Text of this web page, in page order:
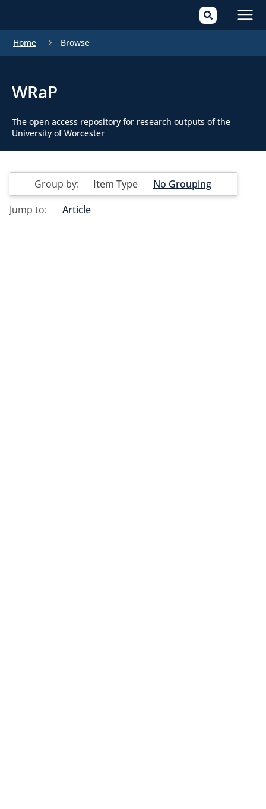
Home Browse
WRaP
The open access repository for research outputs of the
University of Worcester
Group by: Item Type
No Grouping
Jump to:
Article